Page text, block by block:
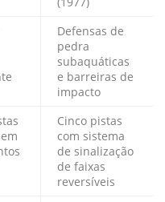
Defensas de
pedra
subaquáticas
e barreiras de
impacto
Cinco pistas
com sistema
de sinalização
de faixas
reversíveis